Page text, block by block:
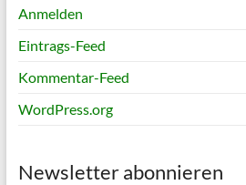
Anmelden
Eintrags-Feed
Kommentar-Feed
WordPress.org
Newsletter abonnieren